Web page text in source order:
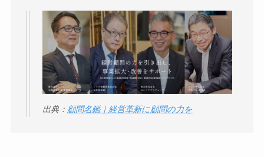
【怪しい？】帝国デ
ータバンクの口コ
ミ・評判は実際ど
う？
【怪しい？】セルプ
ロモート株式会社の
出典： 顧問名鑑｜経営革新に顧問の力を